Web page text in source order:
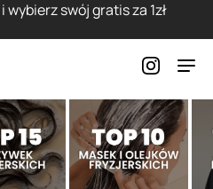
wybierz swój gratis za 1zł